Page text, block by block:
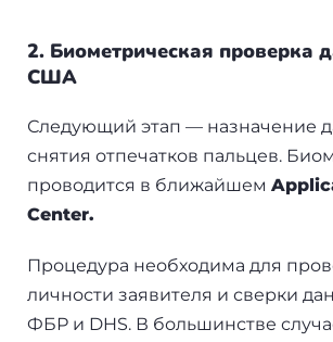
2. Биометрическая проверка
США
Следующий этап — назначение
снятия отпечатков пальцев.
проводится в ближайшем
Center.
Процедура необходима для
личности заявителя и сверки
ФБР и DHS. В большинстве